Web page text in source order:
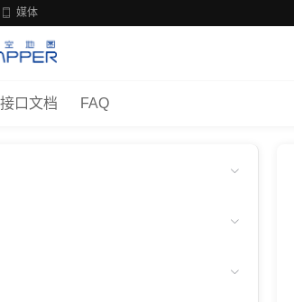
媒体
口文档 FAQ